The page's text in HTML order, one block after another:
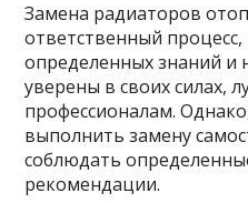
Замена радиаторов
ответственный
определенных знаний и
уверены в своих силах,
профессионалам.
выполнить замену
соблюдать
рекомендации.